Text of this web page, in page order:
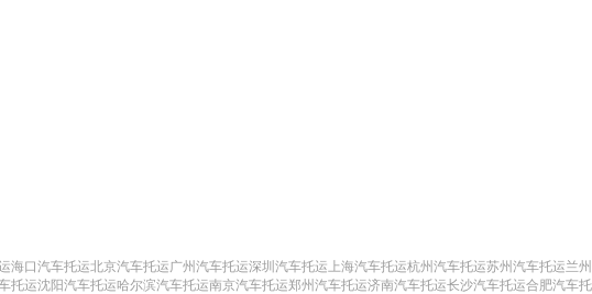
海口汽车托运北京汽车托运广州汽车托运深圳汽车托运 上海汽车托运杭州汽车托运苏州汽车托运兰
托运沈阳汽车托运哈尔滨汽车托运南京汽车托运郑州汽车托运济南汽车托运长沙汽车托运合肥汽车